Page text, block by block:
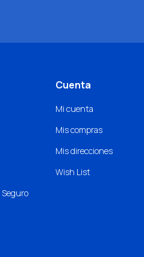
Cuenta
Mi cuenta
Mis compras
Mis direcciones
Wish List